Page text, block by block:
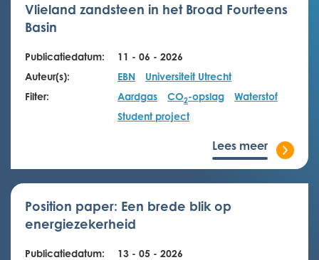
Vlieland zandsteen in het Broad Fourteens
Basin
Publicatiedatum:
11 - 06 - 2026
Auteur(s):
EBN
Universiteit Utrecht
Filter:
Aardgas CO2-opslag
Waterstof
Student project
Lees meer
Position paper: Een brede blik op
energiezekerheid
Publicatiedatum:
13 - 05 - 2026